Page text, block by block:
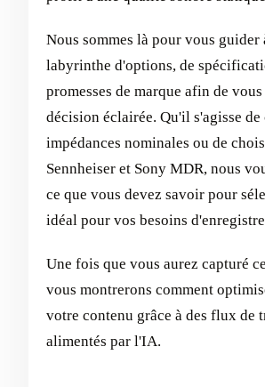
Nous sommes là pour vous guider
labyrinthe d'options, de
promesses de marque afin de
décision éclairée. Qu'il s'agisse de
impédances nominales ou de
Sennheiser et Sony MDR, nous
ce que vous devez savoir pour
idéal pour vos besoins
Une fois que vous aurez capturé
vous montrerons comment
votre contenu grâce à des flux de
alimentés par l'IA.